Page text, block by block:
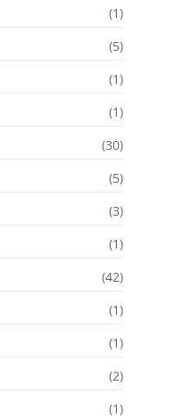
(1)
(5)
(1)
(1)
(30)
(5)
(3)
(1)
(42)
(1)
(1)
(2)
(1)